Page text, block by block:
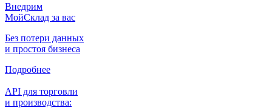
Внедрим
МойСклад за вас
Без потери данных
и простоя бизнеса
Подробнее
API для торговли
и производства: